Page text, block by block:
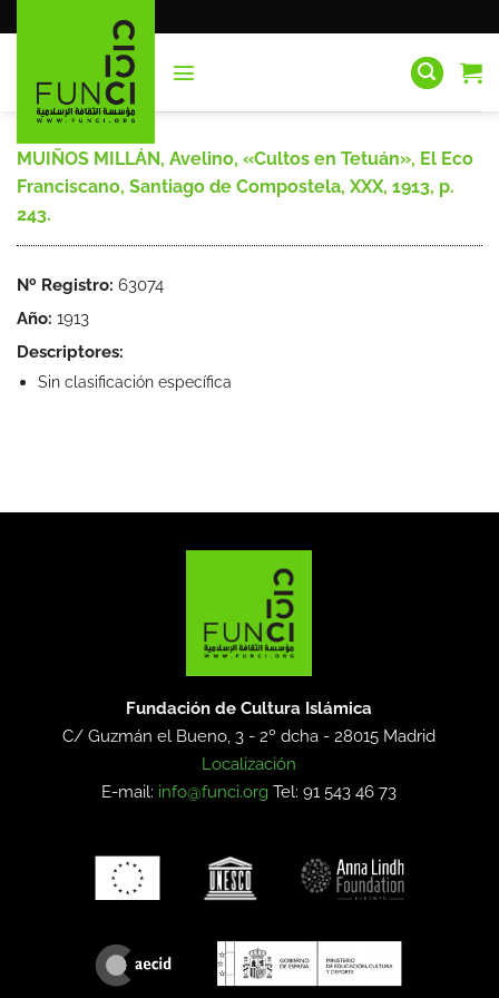
al
MUIÑOS MILLÁN, Avelino, «Cultos en Tetuán», El Eco
Franciscano, Santiago de Compostela, XXX, 1913, p.
243.
Nº Registro: 63074
Año: 1913
Descriptores:
Sin clasificación específica
Fundación de Cultura Islámica
C/ Guzmán el Bueno, 3 - 2º dcha -28015 Madrid
Localización
E-mail: info@funci.org Tel: 91 543 46 73